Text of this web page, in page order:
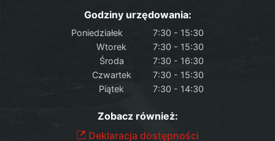
Godziny urzędowania:
Poniedziałek
7:30 - 15:30
Wtorek
7:30 - 15:30
Środa
7:30 - 16:30
Czwartek
7:30 - 15:30
Piątek
7:30 - 14:30
Zobacz również:
Deklaracja dostępności